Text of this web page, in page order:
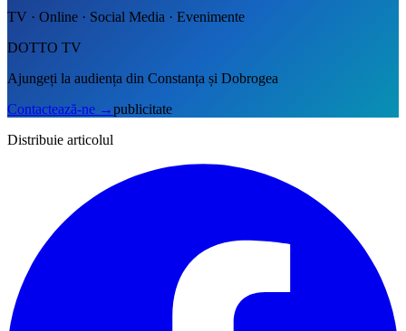
TV · Online · Social Media · Evenimente
DOTTO TV
Ajungeți la audiența din Constanța și Dobrogea
Contactează-ne →publicitate
Distribuie articolul